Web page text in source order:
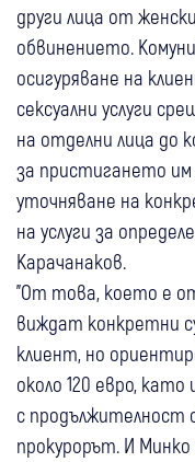
други лица от
обвинението.
осигуряване на
сексуални услуги
на отделни лица до
за пристигането
уточняване на
на услуги за
Карачанаков.
"От това, което е
виждат конкретни
клиент, но
около 120 евро, като
с продължителност
прокурорът. И